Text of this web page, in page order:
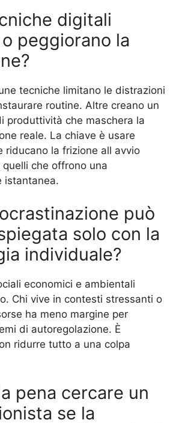
digitali
peggiorano la
tecniche limitano le distrazioni
routine. Altre creano un
produttività che maschera la
reale. La chiave è usare
riducano la frizione all avvio
che offrono una
istantanea.
può
solo con la
individuale?
economici e ambientali
Chi vive in contesti stressanti o
ha meno margine per
di autoregolazione. È
ridurre tutto a una colpa
pena cercare un
se la